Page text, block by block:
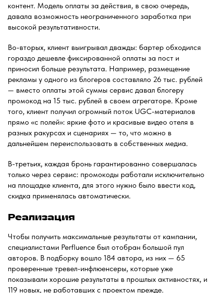
контент. Модель оплаты за действия, в свою очередь,
давала возможность неограниченного заработка при
высокой результативности.
Во-вторых, клиент выигрывал дважды: бартер обходился
гораздо дешевле фиксированной оплаты за пост и
приносил больше результата. Например, размещение
рекламы у одного из блогеров составляло 26 тыс. рублей
— вместо оплаты этой суммы сервис давал блогеру
промокод на 15 тыс. рублей в своем агрегаторе. Кроме
того, клиент получил огромный поток UGC-материалов
прямо «с полей»: яркие фото и красивые видео отеля в
разных ракурсах и сценариях — то, что можно в
дальнейшем переиспользовать в собственных медиа.
В-третьих, каждая бронь гарантированно совершалась
только через сервис: промокоды работали исключительно
на площадке клиента, для этого нужно было ввести код,
скидка применялась автоматически.
Реализация
Чтобы получить максимальные результаты от кампании,
специалистами Perfluence был отобран большой пул
авторов. В подборку вошло 184 автора, из них — 65
проверенные тревел-инфлюенсеры, которые уже
показывали хорошие результаты в прошлых активностях, и
119 новых, не работавших с проектом прежде.